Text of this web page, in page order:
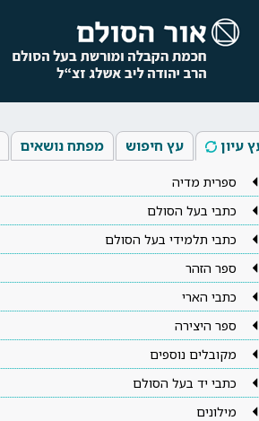
עיון עץ חיפוש מפתח נושאים
ספרית מדיה
כתבי בעל הסולם
כתבי תלמידי בעל הסולם
ספר הזהר
כתבי הארי
ספר היצירה
מקובלים נוספים
כתבי יד בעל הסולם
מילונים